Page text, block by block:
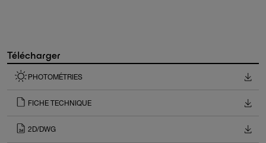
Télécharger
PHOTOMÉTRIES
FICHE TECHNIQUE
2D/DWG